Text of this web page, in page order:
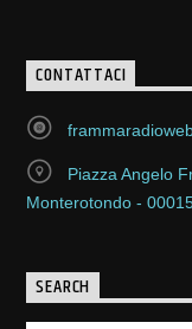
CONTATTACI
Piazza Angelo
Monterotondo -
SEARCH